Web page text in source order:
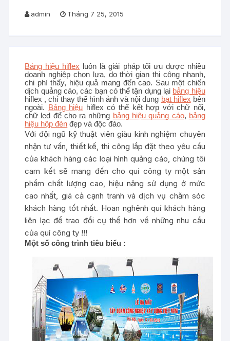
admin Tháng 7 25, 2015
Bảng hiệu hiflex luôn là giải pháp tối ưu được nhiều
doanh nghiệp chọn lựa, do thời gian thi công nhanh,
chi phí thấy, hiệu quả mang đến cao. Sau một chiến
dịch quảng cáo, các bạn có thể tận dụng lại bảng hiệu
hiflex , chỉ thay thế hình ảnh và nội dung bạt hiflex bên
ngoài. Bảng hiệu hiflex có thể kết hợp với chữ nổi,
chữ led để cho ra những bảng hiệu quảng cáo, bảng
hiệu hộp đèn đẹp và độc đáo.
Với đội ngũ kỹ thuật viên giàu kinh nghiệm chuyên
nhận tư vấn, thiết kế, thi công lắp đặt theo yêu cầu
của khách hàng các loại hình quảng cáo, chúng tôi
cam kết sẽ mang đến cho quí công ty một sản
phẩm chất lượng cao, hiệu năng sử dụng ở mức
cao nhất, giá cả cạnh tranh và dịch vụ chăm sóc
khách hàng tốt nhất. Hoan nghênh quí khách hàng
liên lạc để trao đổi cụ thể hơn về những nhu cầu
của quí công ty !!!
Một số công trình tiêu biểu :